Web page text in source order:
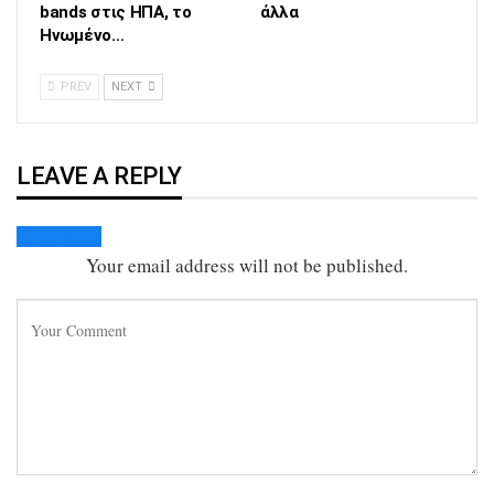
bands στις ΗΠΑ, το
Ηνωμένο…
άλλα
PREV NEXT
LEAVE A REPLY
Your email address will not be published.